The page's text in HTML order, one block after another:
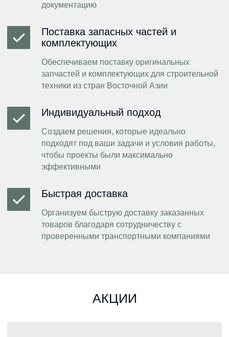
документацию
Поставка запасных частей и
комплектующих
Обеспечиваем поставку оригинальных
запчастей и комплектующих для строительной
техники из стран Восточной Азии
Индивидуальный подход
Создаем решения, которые идеально
подходят под ваши задачи и условия работы,
чтобы проекты были максимально
эффективными
Быстрая доставка
Организуем быструю доставку заказанных
товаров благодаря сотрудничеству с
проверенными транспортными компаниями
АКЦИИ